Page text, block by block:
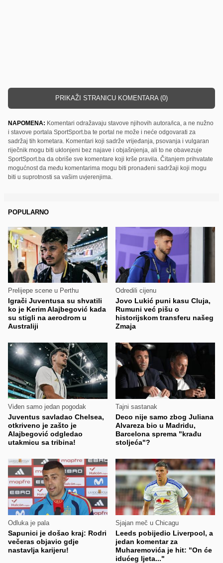
PRIKAŽI STRANICU KOMENTARA (0)
NAPOMENA: Komentari odražavaju stavove njihovih autora/ica, a ne nužno
i stavove portala SportSport.ba te portal ne može i neće odgovarati za
sadržaj tih kometara. Komentari koji sadrže vrijeđanja, psovanja i vulgaran
riječnik mogu biti uklonjeni bez najave i objašnjenja, ali to ne obavezuje
SportSport.ba da obriše sve komentare koji krše pravila. Čitanjem prihvatate
mogućnost da među komentarima mogu biti pronađeni sadržaji koji mogu
biti u suprotnosti sa vašim uvjerenjima.
POPULARNO
Prelijepe scene u Perthu
Igrači Juventusa su shvatili
ko je Kerim Alajbegović kada
su stigli na aerodrom u
Australiji
Odredili cijenu
Jovo Lukić puni kasu Cluja,
Rumuni već pišu o
historijskom transferu našeg
Zmaja
Viđen samo jedan pogodak
Juventus savladao Chelsea,
otkriveno je zašto je
Alajbegović odgledao
utakmicu sa tribina!
Tajni sastanak
Deco nije samo zbog Juliana
Alvareza bio u Madridu,
Barcelona sprema "krađu
stoljeća"?
Odluka je pala
Sapunici je došao kraj: Rodri
večeras objavio gdje
nastavlja karijeru!
Sjajan meč u Chicagu
Leeds pobijedio Liverpool, a
jedan komentar za
Muharemovića je hit: "On će
idućeg ljeta..."